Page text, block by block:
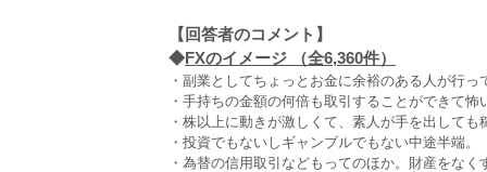
【回答者のコメント】
◆FXのイメージ （全6,360件）
・副業としてちょっとお金に余裕のある人が行
・手持ちの金額の何倍も取引することができて怖
・株以上に動きが激しくて、素人が手を出して
・投資でもないしギャンブルでもない中途半端。
・為替の信用取引などもってのほか。財産をな